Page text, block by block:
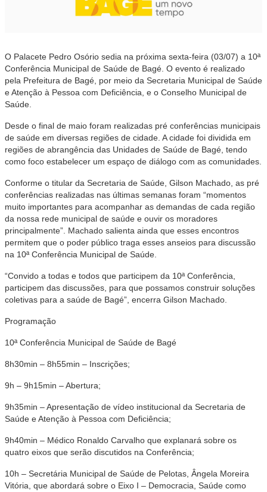
O Palacete Pedro Osório sedia na próxima sexta-feira (03/07) a 10ª
Conferência Municipal de Saúde de Bagé. O evento é realizado
pela Prefeitura de Bagé, por meio da Secretaria Municipal de Saúde
e Atenção à Pessoa com Deficiência, e o Conselho Municipal de
Saúde.
Desde o final de maio foram realizadas pré conferências municipais
de saúde em diversas regiões de cidade. A cidade foi dividida em
regiões de abrangência das Unidades de Saúde de Bagé, tendo
como foco estabelecer um espaço de diálogo com as comunidades.
Conforme o titular da Secretaria de Saúde, Gilson Machado, as pré
conferências realizadas nas últimas semanas foram “momentos
muito importantes para acompanhar as demandas de cada região
da nossa rede municipal de saúde e ouvir os moradores
principalmente”. Machado salienta ainda que esses encontros
permitem que o poder público traga esses anseios para discussão
na 10ª Conferência Municipal de Saúde.
“Convido a todas e todos que participem da 10ª Conferência,
participem das discussões, para que possamos construir soluções
coletivas para a saúde de Bagé”, encerra Gilson Machado.
Programação
10ª Conferência Municipal de Saúde de Bagé
8h30min – 8h55min – Inscrições;
9h – 9h15min – Abertura;
9h35min – Apresentação de vídeo institucional da Secretaria de
Saúde e Atenção à Pessoa com Deficiência;
9h40min – Médico Ronaldo Carvalho que explanará sobre os
quatro eixos que serão discutidos na Conferência;
10h – Secretária Municipal de Saúde de Pelotas, Ângela Moreira
Vitória, que abordará sobre o Eixo I – Democracia, Saúde como